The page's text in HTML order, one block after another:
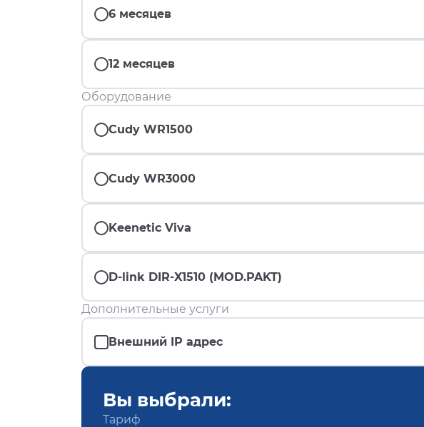
6 месяцев
12 месяцев
Оборудование
Cudy WR1500
Cudy WR3000
Keenetic Viva
D-link DIR-X1510 (MOD.PAKT)
Дополнительные услуги
Внешний IP адрес
Вы выбрали:
Тариф